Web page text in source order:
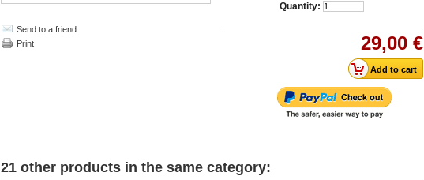
Send to a friend
Print
Quantity:
29,00 €
21 other products in the same category: